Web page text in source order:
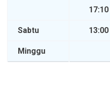
Sabtu
Minggu